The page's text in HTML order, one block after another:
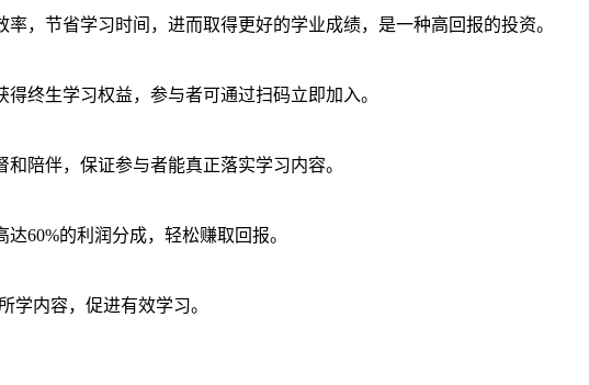
，节省学习时间，进而取得更好的学业成绩，是一种高回报的投资。
终生学习权益，参与者可通过扫码立即加入。
陪伴，保证参与者能真正落实学习内容。
60%的利润分成，轻松赚取回报。
学内容，促进有效学习。